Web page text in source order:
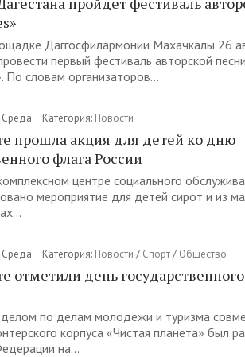
Даггосфилармонии Махачкалы 26
первый фестиваль авторской песни
По словам организаторов...
Среда Категория: Новости
прошла акция для детей ко дню
флага России
центре социального
мероприятие для детей сирот и из
Среда Категория: Новости / Спорт/ Общество
отметили день
по делам молодежи и туризма
корпуса «Чистая планета» был
на...